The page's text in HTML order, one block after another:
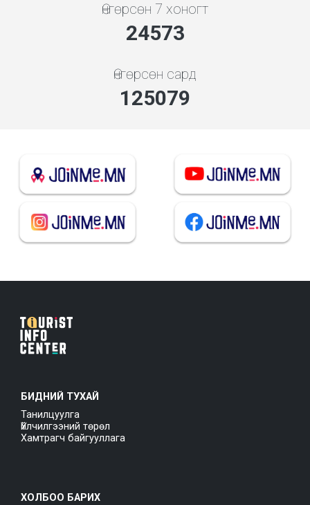
Өнгөрсөн 7 хоногт
27408
Өнгөрсөн сард
139511
БИДНИЙ ТУХАЙ
Танилцуулга
Үйлчилгээний төрөл
Хамтрагч байгууллага
ХОЛБОО БАРИХ